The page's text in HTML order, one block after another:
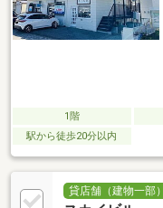
1階
駅から徒歩20分以内
貸店舗（建物一部）